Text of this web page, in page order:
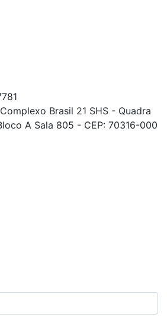
Brasil 21 SHS - Quadra
A Sala 805 - CEP: 70316-000